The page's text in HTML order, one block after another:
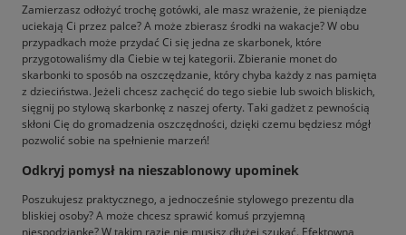
Zamierzasz odłożyć trochę gotówki, ale masz wrażenie, że pieniądze
uciekają Ci przez palce? A może zbierasz środki na wakacje? W obu
przypadkach może przydać Ci się jedna ze skarbonek, które
przygotowaliśmy dla Ciebie w tej kategorii. Zbieranie monet do
skarbonki to sposób na oszczędzanie, który chyba każdy z nas pamięta
z dzieciństwa. Jeżeli chcesz zachęcić do tego siebie lub swoich bliskich,
sięgnij po stylową skarbonkę z naszej oferty. Taki gadżet z pewnością
skłoni Cię do gromadzenia oszczędności, dzięki czemu będziesz mógł
pozwolić sobie na spełnienie marzeń!
Odkryj pomysł na nieszablonowy upominek
Poszukujesz praktycznego, a jednocześnie stylowego prezentu dla
bliskiej osoby? A może chcesz sprawić komuś przyjemną
niespodziankę? W takim razie nie musisz dłużej szukać. Efektowna